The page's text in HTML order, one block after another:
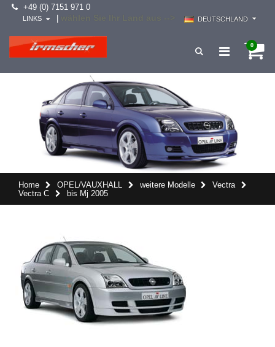
+49 (0) 7151 971 0
DEUTSCHLAND
LINKS
0
Home OPEL/VAUXHALL weitere Modelle
Vectra
Vectra C
bis Mj 2005